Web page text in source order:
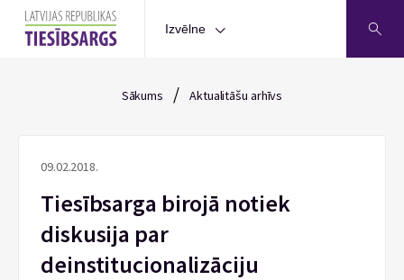
Izvēlne
Sākums / Aktualitāšu arhīvs
09.02.2018.
Tiesībsarga birojā notiek
diskusija par
deinstitucionalizāciju